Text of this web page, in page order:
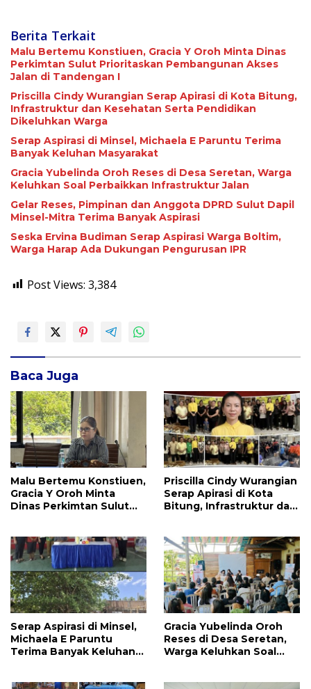
Berita Terkait
Malu Bertemu Konstiuen, Gracia Y Oroh Minta Dinas
Perkimtan Sulut Prioritaskan Pembangunan Akses
Jalan di Tandengan I
Priscilla Cindy Wurangian Serap Apirasi di Kota Bitung,
Infrastruktur dan Kesehatan Serta Pendidikan
Dikeluhkan Warga
Serap Aspirasi di Minsel, Michaela E Paruntu Terima
Banyak Keluhan Masyarakat
Gracia Yubelinda Oroh Reses di Desa Seretan, Warga
Keluhkan Soal Perbaikkan Infrastruktur Jalan
Gelar Reses, Pimpinan dan Anggota DPRD Sulut Dapil
Minsel-Mitra Terima Banyak Aspirasi
Seska Ervina Budiman Serap Aspirasi Warga Boltim,
Warga Harap Ada Dukungan Pengurusan IPR
Post Views: 3,384
Baca Juga
Malu Bertemu Konstiuen,
Gracia Y Oroh Minta
Dinas Perkimtan Sulut
Jalan di Tandengan I
Priscilla Cindy Wurangian
Serap Apirasi di Kota
Bitung, Infrastruktur dan
Warga
Serap Aspirasi di Minsel,
Michaela E Paruntu
Terima Banyak Keluhan
Gracia Yubelinda Oroh
Reses di Desa Seretan,
Warga Keluhkan Soal